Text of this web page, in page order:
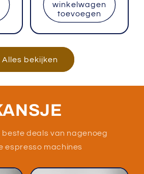
winkelwagen
toevoegen
Alles bekijken
beste deals van nagenoeg
espresso machines